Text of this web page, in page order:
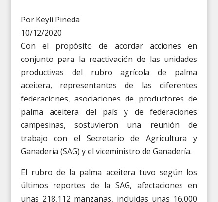
Por Keyli Pineda
10/12/2020
Con el propósito de acordar acciones en
conjunto para la reactivación de las unidades
productivas del rubro agrícola de palma
aceitera, representantes de las diferentes
federaciones, asociaciones de productores de
palma aceitera del país y de federaciones
campesinas, sostuvieron una reunión de
trabajo con el Secretario de Agricultura y
Ganadería (SAG) y el viceministro de Ganadería.
El rubro de la palma aceitera tuvo según los
últimos reportes de la SAG, afectaciones en
unas 218,112 manzanas, incluidas unas 16,000